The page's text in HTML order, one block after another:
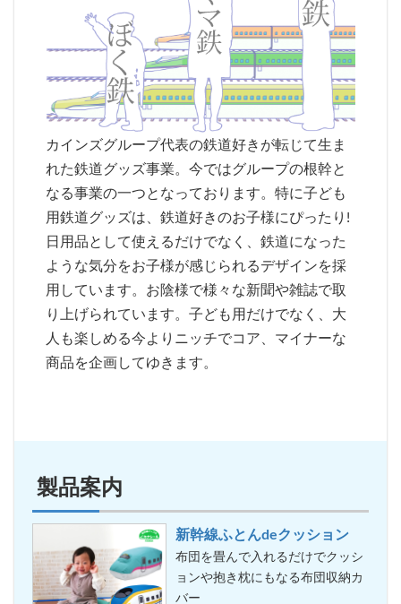
カインズグループ代表の鉄道好きが転じて生ま
れた鉄道グッズ事業。今ではグループの根幹と
なる事業の一つとなっております。特に子ども
用鉄道グッズは、鉄道好きのお子様にぴったり!
日用品として使えるだけでなく、鉄道になった
ような気分をお子様が感じられるデザインを採
用しています。お陰様で様々な新聞や雑誌で取
り上げられています。子ども用だけでなく、大
人も楽しめる今よりニッチでコア、マイナーな
商品を企画してゆきます。
製品案内
新幹線ふとんdeクッション
布団を畳んで入れるだけでクッシ
ョンや抱き枕にもなる布団収納カ
バー